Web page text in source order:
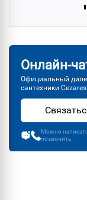
Онлайн-
Официальный
сантехники Cezares
Можно
позвонить